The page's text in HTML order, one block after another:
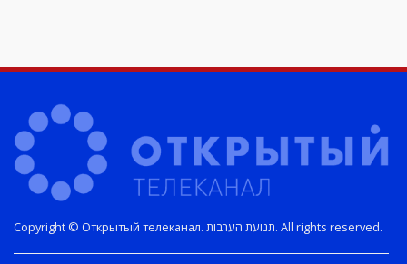
Copyright © Открытый телеканал. תנועת הערבות. All rights reserved.